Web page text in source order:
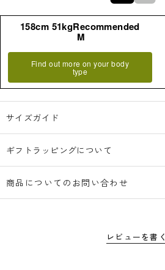
158cm 51kgRecommended
M
Find out more on your body
type
サイズガイド
ギフトラッピングについて
商品についてのお問い合わせ
レビューを書く